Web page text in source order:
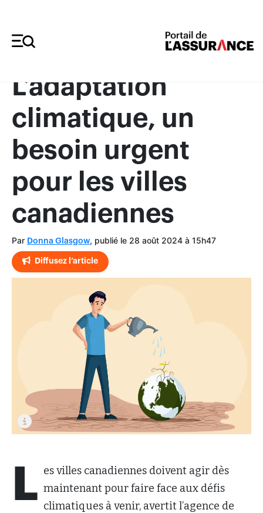
L’adaptation
climatique, un
besoin urgent
pour les villes
canadiennes
Par Donna Glasgow, publié le 28 août 2024 à 15h47
Diffusez l’article
L es villes canadiennes doivent agir dès
maintenant pour faire face aux défis
climatiques à venir, avertit l’agence de